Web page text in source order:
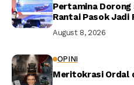
Pertamina Dorong
Rantai Pasok Jadi
August 8, 2026
OPINI
Meritokrasi Ordal